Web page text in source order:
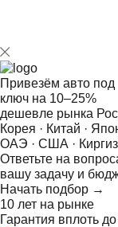
Привезём авто под
ключ на 10–25%
дешевле рынка
Корея · Китай ·
ОАЭ · США ·
Ответьте на
вашу задачу и
Начать подбор →
10 лет на рынке
Гарантия вплоть